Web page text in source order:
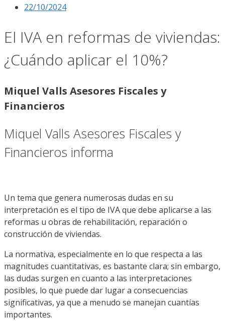
22/10/2024
El IVA en reformas de viviendas:
¿Cuándo aplicar el 10%?
Miquel Valls Asesores Fiscales y
Financieros
Miquel Valls Asesores Fiscales y
Financieros informa
Un tema que genera numerosas dudas en su
interpretación es el tipo de IVA que debe aplicarse a las
reformas u obras de rehabilitación, reparación o
construcción de viviendas.
La normativa, especialmente en lo que respecta a las
magnitudes cuantitativas, es bastante clara; sin embargo,
las dudas surgen en cuanto a las interpretaciones
posibles, lo que puede dar lugar a consecuencias
significativas, ya que a menudo se manejan cuantías
importantes.